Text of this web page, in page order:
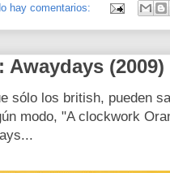
hay comentarios:
Awaydays (2009)
sólo los british, pueden
modo, "A clockwork